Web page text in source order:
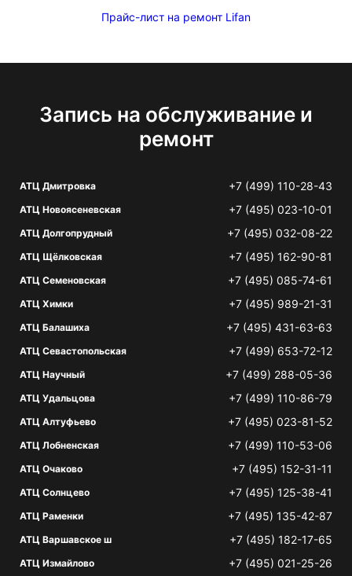
Прайс-лист на ремонт Lifan
Запись на обслуживание и
ремонт
АТЦ Дмитровка +7 (499) 110-28-43
АТЦ Новоясеневская +7 (495) 023-10-01
АТЦ Долгопрудный +7 (495) 032-08-22
АТЦ Щёлковская +7 (495) 162-90-81
АТЦ Семеновская +7 (495) 085-74-61
АТЦ Химки +7 (495) 989-21-31
АТЦ Балашиха +7 (495) 431-63-63
АТЦ Севастопольская +7 (499) 653-72-12
АТЦ Научный +7 (499) 288-05-36
АТЦ Удальцова +7 (499) 110-86-79
АТЦ Алтуфьево +7 (495) 023-81-52
АТЦ Лобненская +7 (499) 110-53-06
АТЦ Очаково +7 (495) 152-31-11
АТЦ Солнцево +7 (495) 125-38-41
АТЦ Раменки +7 (495) 135-42-87
АТЦ Варшавское ш +7 (495) 182-17-65
АТЦ Измайлово +7 (495) 021-25-26